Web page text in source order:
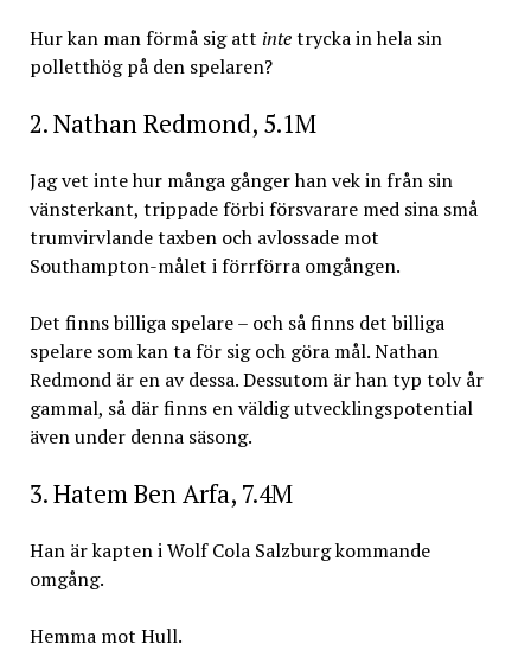
Hur kan man förmå sig att intetrycka in hela sin
polletthög på den spelaren?
2. Nathan Redmond, 5.1M
Jag vet inte hur många gånger han vek in från sin
vänsterkant, trippade förbi försvarare med sina små
trumvirvlande taxben och avlossade mot
Southampton-målet i förrförra omgången.
Det finns billiga spelare – och så finns det billiga
spelare som kan ta för sig och göra mål. Nathan
Redmond är en av dessa. Dessutom är han typ tolv år
gammal, så där finns en väldig utvecklingspotential
även under denna säsong.
3. Hatem Ben Arfa, 7.4M
Han är kapten i Wolf Cola Salzburg kommande
omgång.
Hemma mot Hull.